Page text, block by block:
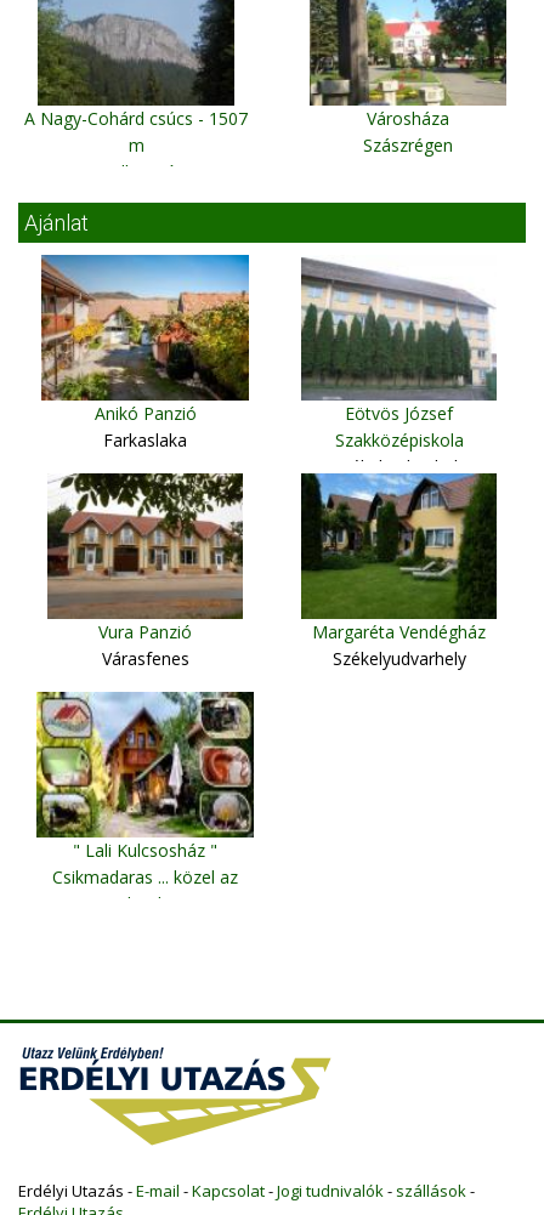
A Nagy-Cohárd csúcs - 1507
m
Gyilkos-tó
Városháza
Szászrégen
Ajánlat
Anikó Panzió
Farkaslaka
Eötvös József
Szakközépiskola
Székelyudvarhely
Vura Panzió
Várasfenes
Margaréta Vendégház
Székelyudvarhely
" Lali Kulcsosház "
Csikmadaras ... közel az
otthonhoz
Erdélyi Utazás -E-mail -Kapcsolat-Jogi tudnivalók- szállások-